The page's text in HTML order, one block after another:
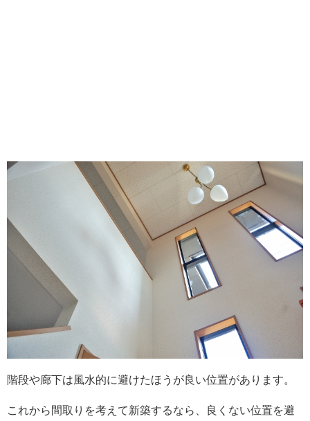
階段や廊下は風水的に避けたほうが良い位置があります。
これから間取りを考えて新築するなら、良くない位置を避